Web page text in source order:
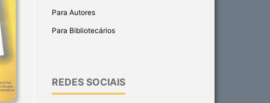
Para Autores
Para Bibliotecários
REDES SOCIAIS